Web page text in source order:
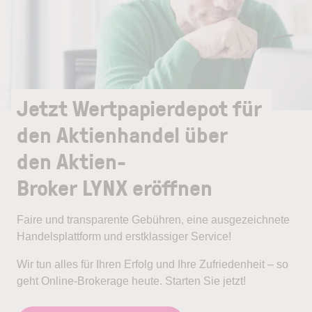
Jetzt Wertpapierdepot für
den Aktienhandel über
den Aktien-
Broker LYNX eröffnen
Faire und transparente Gebühren, eine ausgezeichnete
Handelsplattform und erstklassiger Service!
Wir tun alles für Ihren Erfolg und Ihre Zufriedenheit – so
geht Online-Brokerage heute. Starten Sie jetzt!